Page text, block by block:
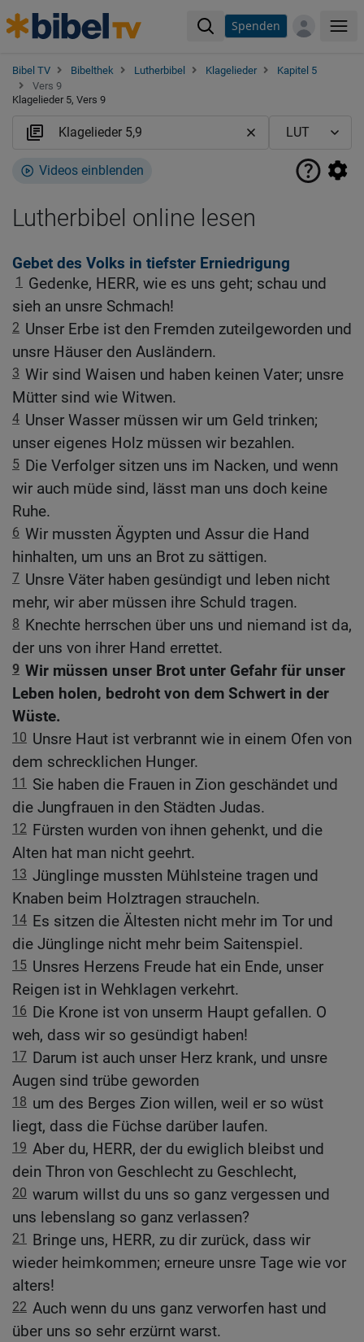
Spenden
Bibel TV Bibelthek Lutherbibel Klagelieder
Kapitel 5
Vers 9
Klagelieder 5, Vers 9
Videos einblenden
Lutherbibel online lesen
Gebet des Volks in tiefster Erniedrigung
1
Gedenke, HERR, wie es uns geht; schau und
sieh an unsre Schmach!
2 Unser Erbe ist den Fremden zuteilgeworden und
unsre Häuser den Ausländern.
3 Wir sind Waisen und haben keinen Vater; unsre
Mütter sind wie Witwen.
4 Unser Wasser müssen wir um Geld trinken;
unser eigenes Holz müssen wir bezahlen.
5 Die Verfolger sitzen uns im Nacken, und wenn
wir auch müde sind, lässt man uns doch keine
Ruhe.
6 Wir mussten Ägypten und Assur die Hand
hinhalten, um uns an Brot zu sättigen.
7 Unsre Väter haben gesündigt und leben nicht
mehr, wir aber müssen ihre Schuld tragen.
8 Knechte herrschen über uns und niemand ist da,
der uns von ihrer Hand errettet.
9 Wir müssen unser Brot unter Gefahr für unser
Leben holen, bedroht von dem Schwert in der
Wüste.
10 Unsre Haut ist verbrannt wie in einem Ofen von
dem schrecklichen Hunger.
11
Sie haben die Frauen in Zion geschändet und
die Jungfrauen in den Städten Judas.
12 Fürsten wurden von ihnen gehenkt, und die
Alten hat man nicht geehrt.
13 Jünglinge mussten Mühlsteine tragen und
Knaben beim Holztragen straucheln.
14 Es sitzen die Ältesten nicht mehr im Tor und
die Jünglinge nicht mehr beim Saitenspiel.
15 Unsres Herzens Freude hat ein Ende, unser
Reigen ist in Wehklagen verkehrt.
16 Die Krone ist von unserm Haupt gefallen. O
weh, dass wir so gesündigt haben!
17 Darum ist auch unser Herz krank, und unsre
Augen sind trübe geworden
18 um des Berges Zion willen, weil er so wüst
liegt, dass die Füchse darüber laufen.
19 Aber du, HERR, der du ewiglich bleibst und
dein Thron von Geschlecht zu Geschlecht,
20 warum willst du uns so ganz vergessen und
uns lebenslang so ganz verlassen?
21
Bringe uns, HERR, zu dir zurück, dass wir
wieder heimkommen; erneure unsre Tage wie vor
alters!
22 Auch wenn du uns ganz verworfen hast und
über uns so sehr erzürnt warst.